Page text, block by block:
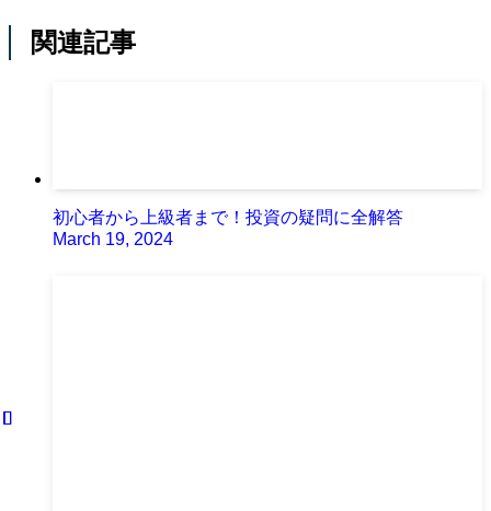
関連記事
初心者から上級者まで！投資の疑問に全解答
March 19, 2024